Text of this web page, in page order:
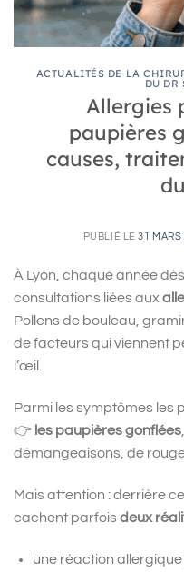
ACTUALITÉS DE LA
DU DR
Allergies
paupières
causes,
PUBLIÉ LE31 MARS
À Lyon, chaque année
consultations liées aux
Pollens de bouleau,
de facteurs qui viennent
l’œil.
Parmi les symptômes les
👉 les paupières gonflées
démangeaisons, de
Mais attention : derrière
cachent parfois deux
une réaction